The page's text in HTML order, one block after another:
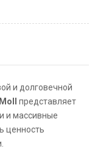
и долговечной
представляет
и массивные
ценность